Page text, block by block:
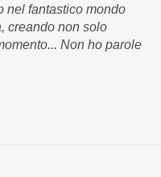
nel fantastico mondo
creando non solo
Non ho parole